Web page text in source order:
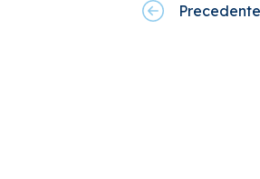
Precedente